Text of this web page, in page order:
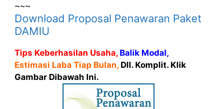
~~~
Download Proposal Penawaran Paket
DAMIU
Tips Keberhasilan Usaha, Balik Modal,
Estimasi Laba Tiap Bulan, Dll. Komplit. Klik
Gambar Dibawah Ini.